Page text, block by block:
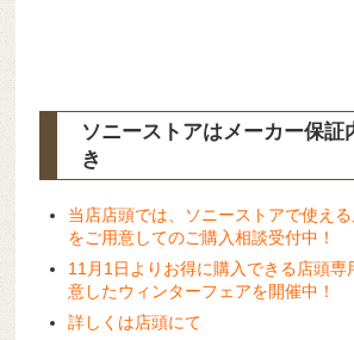
ソニーストアはメーカー保証
き
当店店頭では、ソニーストアで使え
をご用意してのご購入相談受付中！
11月1日よりお得に購入できる店頭専
意したウィンターフェアを開催中！
詳しくは店頭にて